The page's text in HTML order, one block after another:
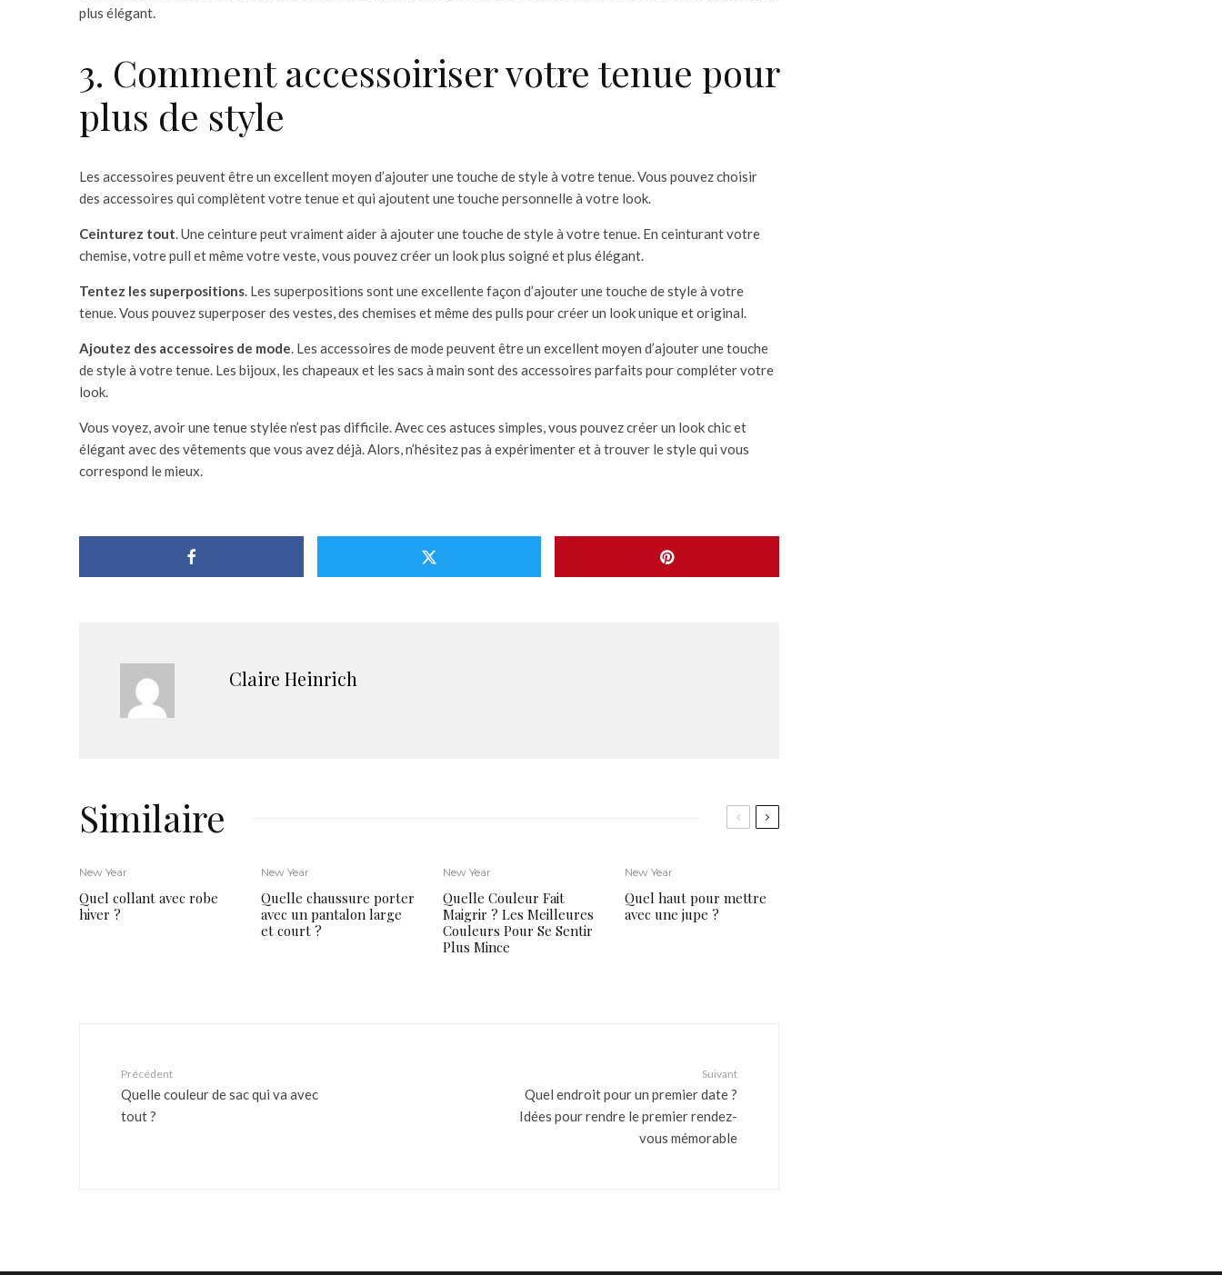
plus élégant.
3. Comment accessoiriser votre tenue pour
plus de style
Les accessoires peuvent être un excellent moyen d’ajouter une touche de style à votre tenue. Vous pouvez choisir
des accessoires qui complètent votre tenue et qui ajoutent une touche personnelle à votre look.
Ceinturez tout. Une ceinture peut vraiment aider à ajouter une touche de style à votre tenue. En ceinturant votre
chemise, votre pull et même votre veste, vous pouvez créer un look plus soigné et plus élégant.
Tentez les superpositions. Les superpositions sont une excellente façon d’ajouter une touche de style à votre
tenue. Vous pouvez superposer des vestes, des chemises et même des pulls pour créer un look unique et original.
Ajoutez des accessoires de mode. Les accessoires de mode peuvent être un excellent moyen d’ajouter une touche
de style à votre tenue. Les bijoux, les chapeaux et les sacs à main sont des accessoires parfaits pour compléter votre
look.
Vous voyez, avoir une tenue stylée n’est pas difficile. Avec ces astuces simples, vous pouvez créer un look chic et
élégant avec des vêtements que vous avez déjà. Alors, n’hésitez pas à expérimenter et à trouver le style qui vous
correspond le mieux.
Claire Heinrich
Similaire
New Year
Quel collant avec robe
hiver ?
New Year
Quelle chaussure porter
avec un pantalon large
et court ?
New Year
Quelle Couleur Fait
Maigrir ? Les Meilleures
Couleurs Pour Se Sentir
Plus Mince
New Year
Quel haut pour mettre
avec une jupe ?
Précédent
Quelle couleur de sac qui va avec
tout ?
Suivant
Quel endroit pour un premier date ?
Idées pour rendre le premier rendez-
vous mémorable